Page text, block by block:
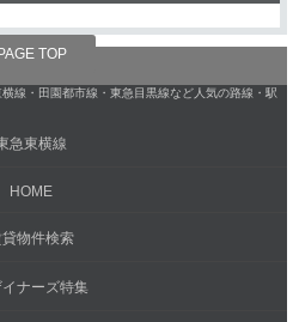
PAGE TOP
線・田園都市線・東急目黒線など人気の路線・駅
急東横線
HOME
物件検索
ナーズ特集